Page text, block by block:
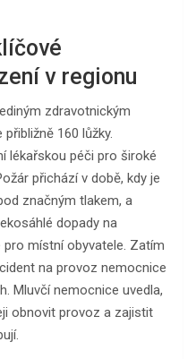
v regionu
zdravotnickým
160 lůžky.
lékařskou péči pro široké
přichází v době, kdy je
značným tlakem, a
dopady na
místní obyvatele. Zatím
na provoz nemocnice
Mluvčí nemocnice uvedla,
obnovit provoz a zajistit